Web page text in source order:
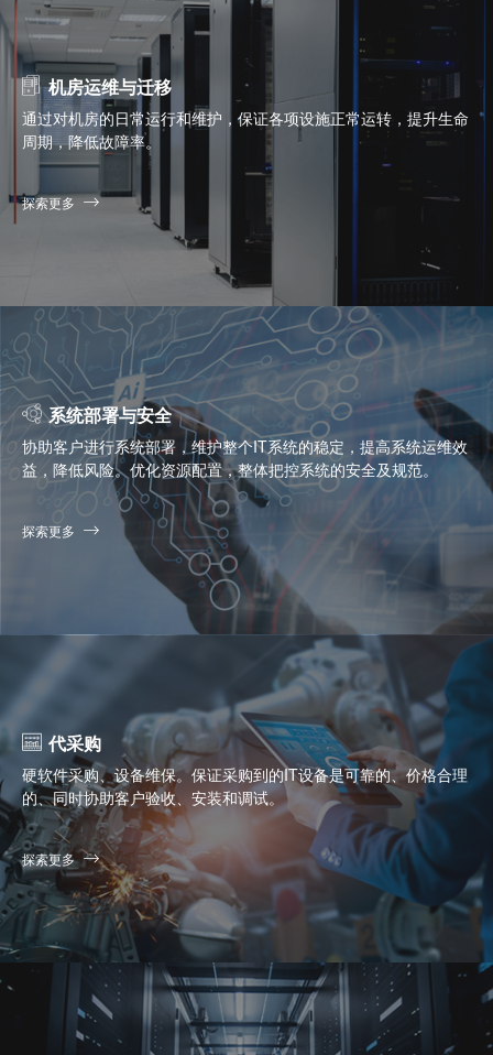
机房运维与迁移
通过对机房的日常运行和维护，保证各项设施正常运转，提升生命
周期，降低故障率。
探索更多
系统部署与安全
协助客户进行系统部署，维护整个IT系统的稳定，提高系统运维效
益，降低风险。优化资源配置，整体把控系统的安全及规范。
探索更多
代采购
硬软件采购、设备维保。保证采购到的IT设备是可靠的、价格合理
的、同时协助客户验收、安装和调试。
探索更多